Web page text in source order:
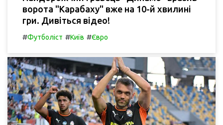
ворота "Карабаху" вже на 10-й хвилині
гри. Дивіться відео!
#Футболіст #Київ #Євро